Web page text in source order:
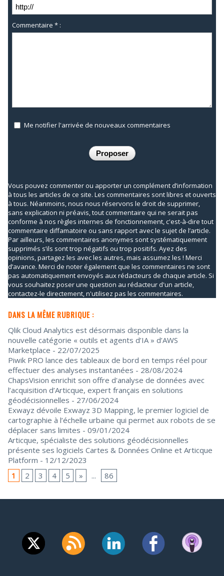
Commentaire * :
Me notifier l'arrivée de nouveaux commentaires
Vous pouvez commenter ou apporter un complément d’information
à tous les articles de ce site. Les commentaires sont libres et ouverts
à tous. Néanmoins, nous nous réservons le droit de supprimer,
sans explication ni préavis, tout commentaire qui ne serait pas
conforme à nos règles internes de fonctionnement, c'est-à-dire tout
commentaire diffamatoire ou sans rapport avec le sujet de l’article.
Par ailleurs, les commentaires anonymes sont systématiquement
supprimés s’ils sont trop négatifs ou trop positifs. Ayez des
opinions, partagez les avec les autres, mais assumez les ! Merci
d’avance. Merci de noter également que les commentaires ne sont
pas automatiquement envoyés aux rédacteurs de chaque article. Si
vous souhaitez poser une question au rédacteur d'un article,
contactez-le directement, n'utilisez pas les commentaires.
DANS LA MÊME RUBRIQUE :
Qlik Cloud Analytics est désormais disponible dans la
nouvelle catégorie « outils et agents d’IA » d’AWS
Marketplace - 22/07/2025
Piwik PRO lance des tableaux de bord en temps réel pour
effectuer des analyses instantanées - 28/08/2024
ChapsVision enrichit son offre d'analyse de données avec
l’acquisition d’Articque, expert français en solutions
géodécisionnelles - 27/06/2024
Exwayz dévoile Exwayz 3D Mapping, le premier logiciel de
cartographie à l’échelle urbaine qui permet aux robots de se
déplacer sans limites - 09/01/2024
Articque, spécialiste des solutions géodécisionnelles
présente ses logiciels Cartes & Données Online et Articque
Platform - 12/12/2023
1
2 3 4 5 » ... 86